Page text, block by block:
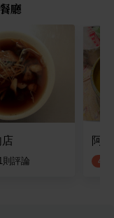
廳
則評論
阿
4.0